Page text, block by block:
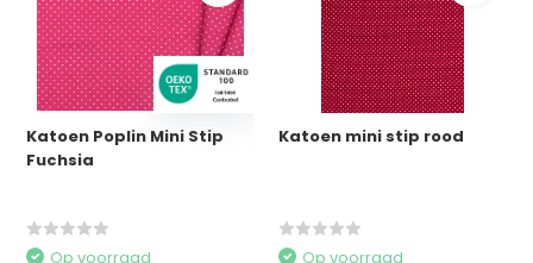
Katoen Poplin Mini Stip
Fuchsia
Op voorraad
Katoen mini stip rood
Op voorraad